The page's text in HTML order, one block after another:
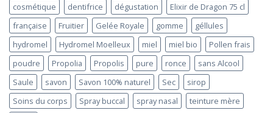
cosmétique
dentifrice dégustation
Elixir de Dragon 75 cl
française
Fruitier Gelée Royale gomme
géllules
hydromel
Hydromel Moelleux miel miel bio
Pollen frais
poudre
Propolia Propolis pure ronce
sans Alcool
Saule
savon Savon 100% naturel Sec
sirop
Soins du corps
Spray buccal spray nasal
teinture mère